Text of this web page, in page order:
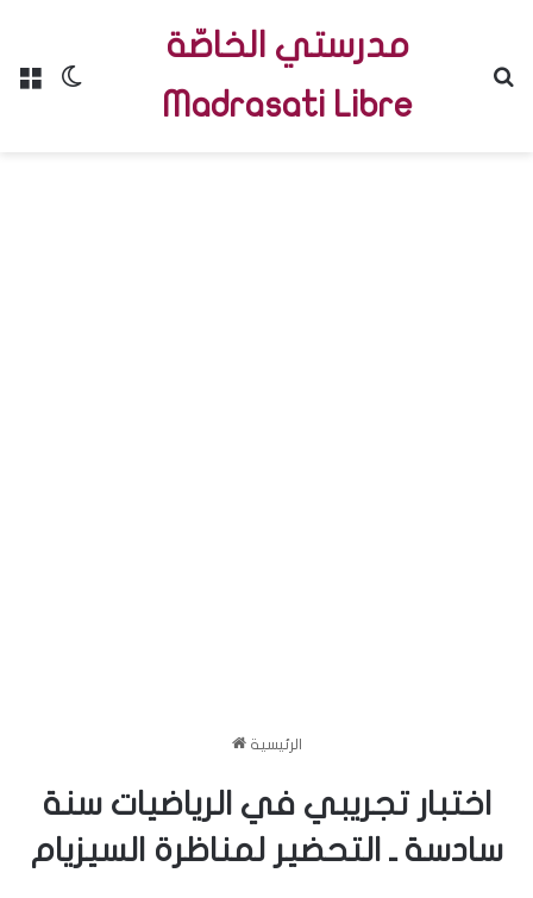
Menu
مدرستي الخاصّة
Madrasati Libre
الرئيسية
اختبار تجريبي في الرياضيات سنة
سادسة ـ التحضير لمناظرة السيزيام